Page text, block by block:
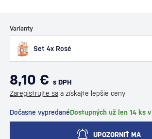
Varianty
Set 4x Rosé
8,10 € s DPH
Zaregistrujte sa a získajte lepšie ceny
Dočasne vypredanéDostupných už len 14 ks v
UPOZORNIŤ MA